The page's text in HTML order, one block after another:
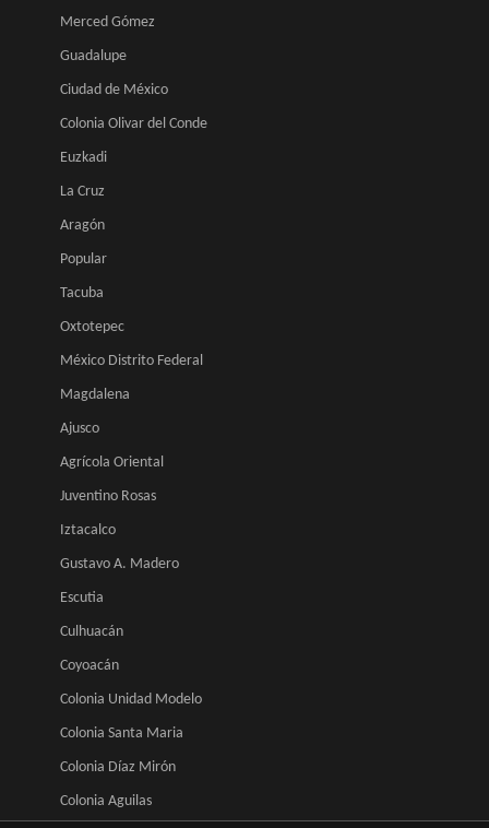
Merced Gómez
Guadalupe
Ciudad de México
Colonia Olivar del Conde
Euzkadi
La Cruz
Aragón
Popular
Tacuba
Oxtotepec
México Distrito Federal
Magdalena
Ajusco
Agrícola Oriental
Juventino Rosas
Iztacalco
Gustavo A. Madero
Escutia
Culhuacán
Coyoacán
Colonia Unidad Modelo
Colonia Santa Maria
Colonia Díaz Mirón
Colonia Aguilas